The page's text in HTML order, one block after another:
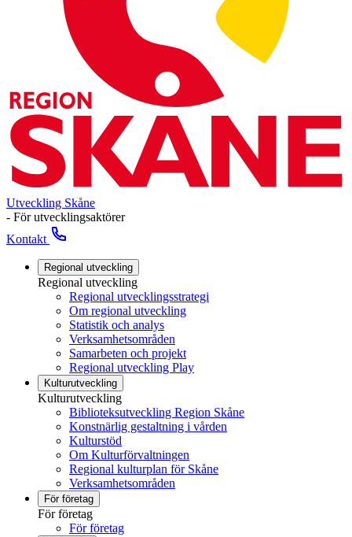
Utveckling Skåne
- För utvecklingsaktörer
Kontakt
Regional utveckling
Regional utveckling
Regional utvecklingsstrategi
Om regional utveckling
Statistik och analys
Verksamhetsområden
Samarbeten och projekt
Regional utveckling Play
Kulturutveckling
Kulturutveckling
Biblioteksutveckling Region Skåne
Konstnärlig gestaltning i vården
Kulturstöd
Om Kulturförvaltningen
Regional kulturplan för Skåne
Verksamhetsområden
För företag
För företag
För företag